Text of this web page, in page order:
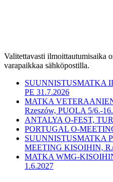
Valitettavasti ilmoittautumisaika
varapaikkaa sähköpostilla.
SUUNNISTUSMATKA
PE 31.7.2026
MATKA
Rzeszów, PUOLA 5/6.-
ANTALYA O-FEST,
PORTUGAL O-
SUUNNISTUSMATKA
MEETING KISOIHIN,
MATKA WMG-
1.6.2027